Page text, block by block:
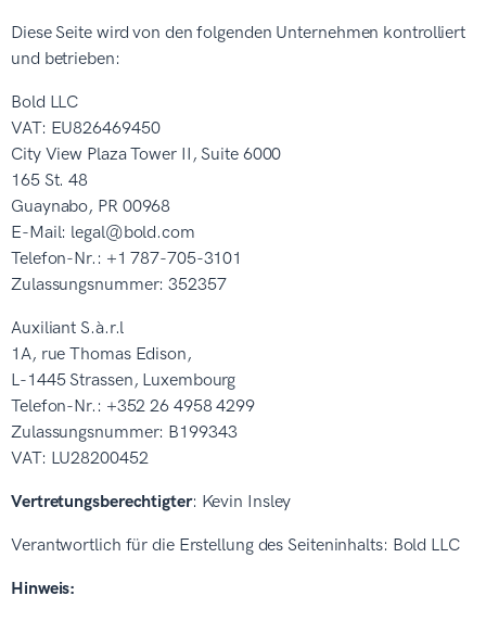
Diese Seite wird von den folgenden Unternehmen kontrolliert
und betrieben:
Bold LLC
VAT: EU826469450
City View Plaza Tower II, Suite 6000
165 St. 48
Guaynabo, PR 00968
E-Mail: legal@bold.com
Telefon-Nr.: +1 787-705-3101
Zulassungsnummer: 352357
Auxiliant S.à.r.l
1A, rue Thomas Edison,
L-1445 Strassen, Luxembourg
Telefon-Nr.: +352 26 4958 4299
Zulassungsnummer: B199343
VAT: LU28200452
Vertretungsberechtigter: Kevin Insley
Verantwortlich für die Erstellung des Seiteninhalts: Bold LLC
Hinweis: